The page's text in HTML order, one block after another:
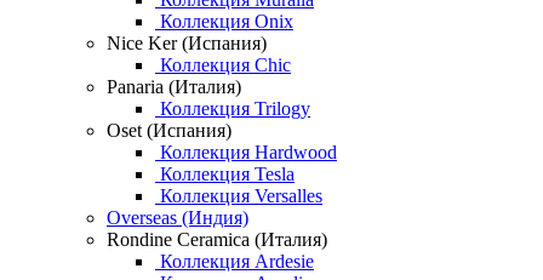
Коллекция Onix
Nice Ker (Испания)
Коллекция Chic
Panaria (Италия)
Коллекция Trilogy
Oset (Испания)
Коллекция Hardwood
Коллекция Tesla
Коллекция Versalles
Overseas (Индия)
Rondine Ceramica (Италия)
Коллекция Ardesie